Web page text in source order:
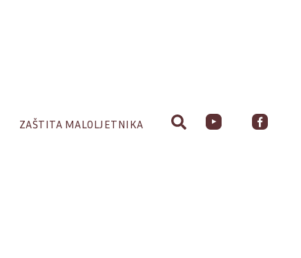
ZAŠTITA MALOLJETNIKA